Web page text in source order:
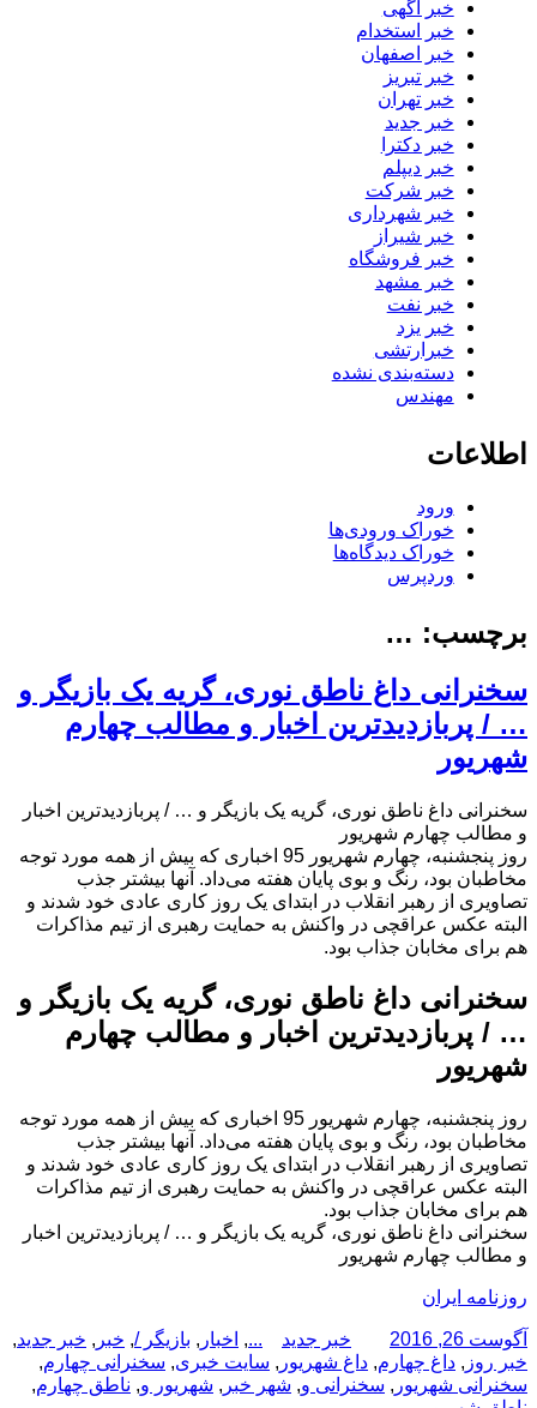
خبر آگهی
خبر استخدام
خبر اصفهان
خبر تبریز
خبر تهران
خبر جدید
خبر دکترا
خبر دیپلم
خبر شرکت
خبر شهرداری
خبر شیراز
خبر فروشگاه
خبر مشهد
خبر نفت
خبر یزد
خبرارتشی
دسته‌بندی نشده
مهندس
اطلاعات
ورود
خوراک ورودی‌ها
خوراک دیدگاه‌ها
وردپرس
برچسب: …
سخنرانی داغ ناطق نوری، گریه یک بازیگر و
… / پربازدیدترین اخبار و مطالب چهارم
شهریور
سخنرانی داغ ناطق نوری، گریه یک بازیگر و … / پربازدیدترین اخبار
و مطالب چهارم شهریور
روز پنجشنبه، چهارم شهریور 95 اخباری که بیش از همه مورد توجه
مخاطبان بود، رنگ و بوی پایان هفته می‌داد. آنها بیشتر جذب
تصاویری از رهبر انقلاب در ابتدای یک روز کاری عادی خود شدند و
البته عکس عراقچی در واکنش به حمایت رهبری از تیم مذاکرات
هم برای مخابان جذاب بود.
سخنرانی داغ ناطق نوری، گریه یک بازیگر و
… / پربازدیدترین اخبار و مطالب چهارم
شهریور
روز پنجشنبه، چهارم شهریور 95 اخباری که بیش از همه مورد توجه
مخاطبان بود، رنگ و بوی پایان هفته می‌داد. آنها بیشتر جذب
تصاویری از رهبر انقلاب در ابتدای یک روز کاری عادی خود شدند و
البته عکس عراقچی در واکنش به حمایت رهبری از تیم مذاکرات
هم برای مخابان جذاب بود.
سخنرانی داغ ناطق نوری، گریه یک بازیگر و … / پربازدیدترین اخبار
و مطالب چهارم شهریور
روزنامه ایران
ارسال
شده
در
آگوست 26, 2016 نویسنده
دسته‌ها
خبر جدید برچسب‌ها...
, اخبار , بازیگر /, خبر , خبر جدید,
خبر روز , داغ چهارم, داغ شهریور , سایت خبری, سخنرانی چهارم,
سخنرانی شهریور , سخنرانی و, شهر خبر , شهریور و, ناطق چهارم,